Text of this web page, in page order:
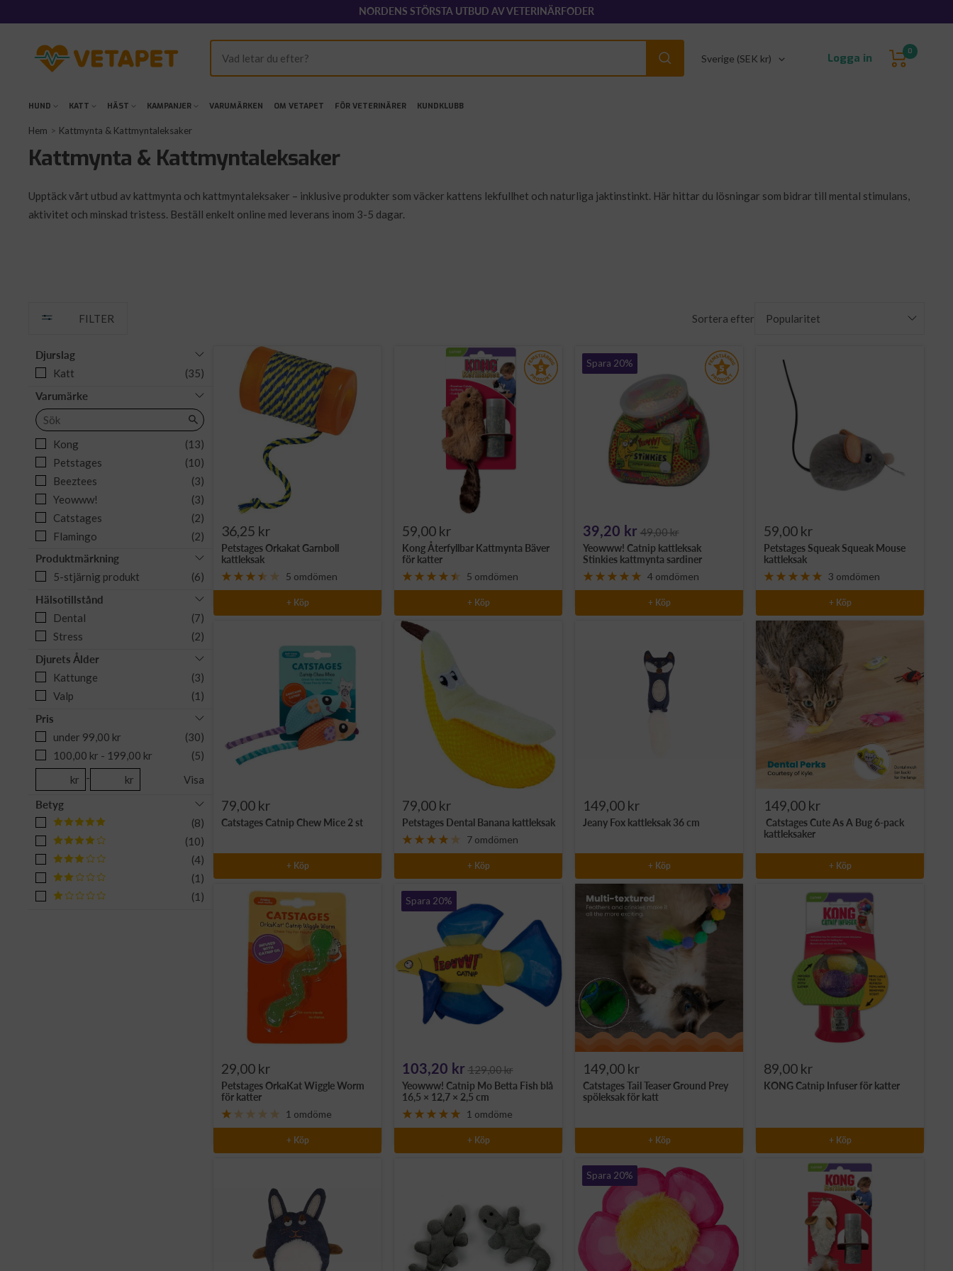
till
innehållet
NORDENS STÖRSTA UTBUD AV VETERINÄRFODER
VetaPet.com
Land/RegionSverige (SEK kr) Logga in
0
HUND KATT HÄST KAMPANJER VARUMÄRKEN OM VETAPET FÖR VETERINÄRER KUNDKLUBB
Hem Kattmynta & Kattmyntaleksaker
Kattmynta & Kattmyntaleksaker
Upptäck vårt utbud av kattmynta och kattmyntaleksaker – inklusive produkter som väcker kattens lekfullhet och naturliga jaktinstinkt. Här hittar du lösningar som bidrar till mental stimulans,
aktivitet och minskad tristess. Beställ enkelt online med leverans inom 3-5 dagar.
FILTER Sortera efter Popularitet
Djurslag
Katt
(35)
Varumärke
Kong
(13)
Petstages
(10)
Beeztees
(3)
Yeowww!
(3)
Catstages
(2)
Flamingo
(2)
All For Paws
(1)
Trixie
(1)
Produktmärkning
5-stjärnig produkt
(6)
Hälsotillstånd
Dental
(7)
Stress
(2)
Djurets Ålder
Kattunge
(3)
Valp
(1)
Pris
under 99,00 kr
(30)
100,00 kr - 199,00 kr
(5)
kr
- kr
Visa
Betyg
(8)
(10)
(4)
(1)
(1)
Rea-
pris
36,25 kr
Petstages Orkakat Garnboll
kattleksak
5 omdömen
+ Köp
Rea-
pris
59,00 kr
Kong Återfyllbar Kattmynta Bäver
för katter
5 omdömen
+ Köp
Spara 20%
Rea-
pris
39,20 kr49,00 kr
Yeowww! Catnip kattleksak
Stinkies kattmynta sardiner
4 omdömen
+ Köp
Rea-
pris
59,00 kr
Petstages Squeak Squeak Mouse
kattleksak
3 omdömen
+ Köp
Rea-
pris
79,00 kr
Catstages Catnip Chew Mice 2 st
+ Köp
Rea-
pris
79,00 kr
Petstages Dental Banana kattleksak
7 omdömen
+ Köp
Rea-
pris
149,00 kr
Jeany Fox kattleksak 36 cm
+ Köp
Rea-
pris
149,00 kr
Catstages Cute As A Bug 6-pack
kattleksaker
+ Köp
Rea-
pris
29,00 kr
Petstages OrkaKat Wiggle Worm
för katter
1 omdöme
+ Köp
Spara 20%
Rea-
pris
103,20 kr129,00 kr
Yeowww! Catnip Mo Betta Fish blå
16,5 × 12,7 × 2,5 cm
1 omdöme
+ Köp
Rea-
pris
149,00 kr
Catstages Tail Teaser Ground Prey
spöleksak för katt
+ Köp
Rea-
pris
89,00 kr
KONG Catnip Infuser för katter
+ Köp
Spara 20%